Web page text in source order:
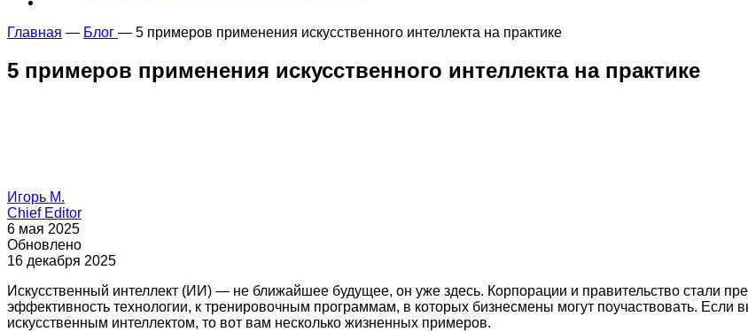
Главная — Блог — 5 примеров применения искусственного интеллекта на практике
5 примеров применения искусственного интеллекта на практике
Игорь М.
Chief Editor
6 мая 2025
Обновлено
16 декабря 2025
Искусственный интеллект (ИИ) — не ближайшее будущее, он уже здесь. Корпорации и правительство стали
эффективность технологии, к тренировочным программам, в которых бизнесмены могут поучаствовать. Если
искусственным интеллектом, то вот вам несколько жизненных примеров.